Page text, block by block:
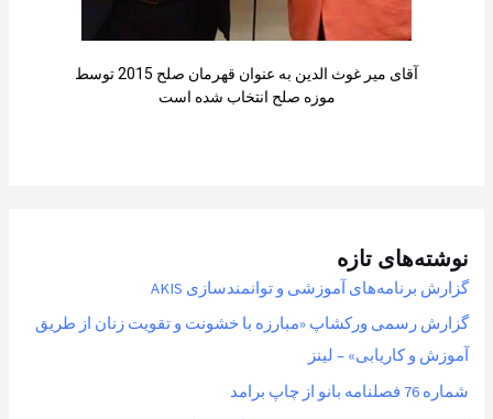
آقای میر غوث الدین به عنوان قهرمان صلح 2015 توسط
موزه صلح انتخاب شده است
نوشته‌های تازه
گزارش برنامه‌های آموزشی و توانمندسازی AKIS
گزارش رسمی ورکشاپ «مبارزه با خشونت و تقویت زنان از طریق
آموزش و کاریابی» – لینز
شماره 76 فصلنامه بانو از چاپ برامد